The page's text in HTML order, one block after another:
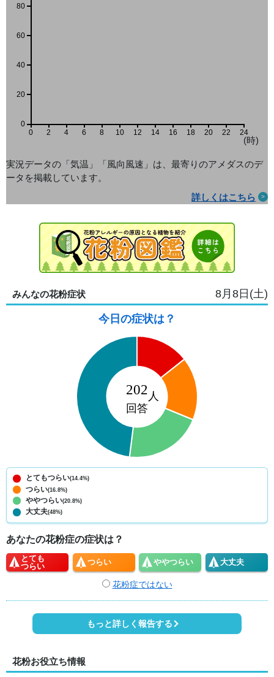
0 2 4 6 8 10 12 14 16 18 20 22 24
(時)
0
20
40
60
80
実況データの「気温」「風向風速」は、最寄りのアメダスのデ
ータを掲載しています。
詳しくはこちら
みんなの花粉症状 8月8日(土)
今日の症状は？
とてもつらい(14.4%)
つらい(16.8%)
ややつらい(20.8%)
大丈夫(48%)
あなたの花粉症の症状は？
とても
つらい
つらい ややつらい 大丈夫
花粉症ではない
もっと詳しく報告する
花粉お役立ち情報